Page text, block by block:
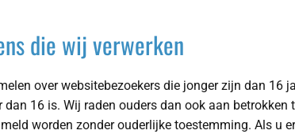
die wij verwerken
over websitebezoekers die jonger zijn dan 16
16 is. Wij raden ouders dan ook aan
worden zonder ouderlijke toestemming. Als u